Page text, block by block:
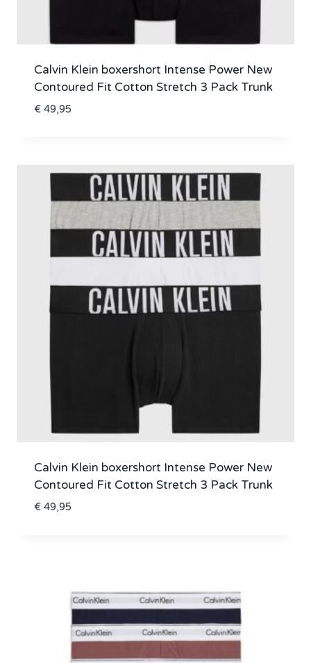
Calvin Klein boxershort Intense Power New
Contoured Fit Cotton Stretch 3 Pack Trunk
€49,95
Calvin Klein boxershort Intense Power New
Contoured Fit Cotton Stretch 3 Pack Trunk
€49,95